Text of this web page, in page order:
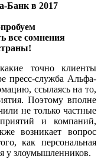
Банк в 2017
все сомнения
точно клиенты
пресс-служба Альфа-
ссылаясь на то,
Поэтому вполне
не только частные
и компаний,
возникает вопрос
как персональная
у злоумышленников.